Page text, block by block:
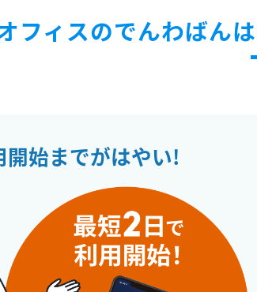
フィスのでんわばん
開始までがはやい!